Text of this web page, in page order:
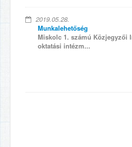
2019.05.28.
Munkalehetőség
Miskolc 1. számú Közjegyzői
oktatási intézm...